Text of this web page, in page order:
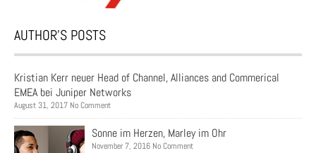
AUTHOR’S POSTS
Kristian Kerr neuer Head of Channel, Alliances and Commerical
EMEA bei Juniper Networks
August 31, 2017 No Comment
Sonne im Herzen, Marley im Ohr
November 7, 2016 No Comment